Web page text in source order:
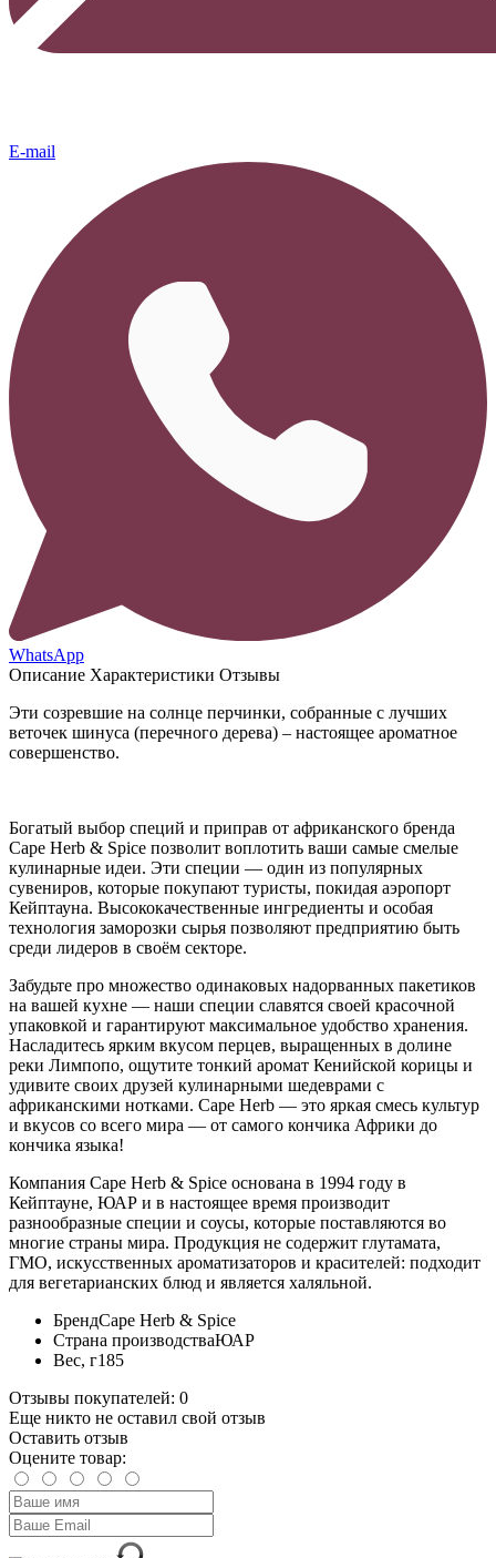
E-mail
WhatsApp
Описание Характеристики Отзывы
Эти созревшие на солнце перчинки, собранные с лучших
веточек шинуса (перечного дерева) – настоящее ароматное
совершенство.
Богатый выбор специй и приправ от африканского бренда
Cape Herb & Spice позволит воплотить ваши самые смелые
кулинарные идеи. Эти специи — один из популярных
сувениров, которые покупают туристы, покидая аэропорт
Кейптауна. Высококачественные ингредиенты и особая
технология заморозки сырья позволяют предприятию быть
среди лидеров в своём секторе.
Забудьте про множество одинаковых надорванных пакетиков
на вашей кухне — наши специи славятся своей красочной
упаковкой и гарантируют максимальное удобство хранения.
Насладитесь ярким вкусом перцев, выращенных в долине
реки Лимпопо, ощутите тонкий аромат Кенийской корицы и
удивите своих друзей кулинарными шедеврами с
африканскими нотками. Cape Herb — это яркая смесь культур
и вкусов со всего мира — от самого кончика Африки до
кончика языка!
Компания Cape Herb & Spice основана в 1994 году в
Кейптауне, ЮАР и в настоящее время производит
разнообразные специи и соусы, которые поставляются во
многие страны мира. Продукция не содержит глутамата,
ГМО, искусственных ароматизаторов и красителей: подходит
для вегетарианских блюд и является халяльной.
БрендCape Herb & Spice
Страна производстваЮАР
Вес, г185
Отзывы покупателей: 0
Еще никто не оставил свой отзыв
Оставить отзыв
Оцените товар: